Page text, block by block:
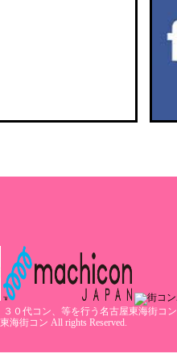
０代コン、等を行う名古屋東海街コン
海街コン All rights Reserved.